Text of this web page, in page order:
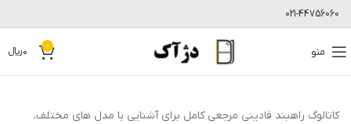
021-44756060
منو 0
0﷼
کاتالوگ راهبند فادینی مرجعی کامل برای آشنایی با مدل های مختلف،